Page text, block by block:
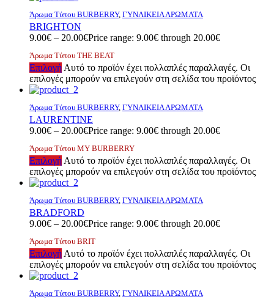
Άρωμα Τύπου BURBERRY, ΓΥΝΑΙΚΕΙΑ ΑΡΩΜΑΤΑ
BRIGHTON
9.00€ – 20.00€Price range: 9.00€ through 20.00€
Άρωμα Τύπου ΤΗΕ ΒΕΑΤ
Επιλογή Αυτό το προϊόν έχει πολλαπλές παραλλαγές. Οι
επιλογές μπορούν να επιλεγούν στη σελίδα του προϊόντος
Άρωμα Τύπου BURBERRY, ΓΥΝΑΙΚΕΙΑ ΑΡΩΜΑΤΑ
LAURENTINE
9.00€ – 20.00€Price range: 9.00€ through 20.00€
Άρωμα Τύπου ΜΥ BURBERRY
Επιλογή Αυτό το προϊόν έχει πολλαπλές παραλλαγές. Οι
επιλογές μπορούν να επιλεγούν στη σελίδα του προϊόντος
Άρωμα Τύπου BURBERRY, ΓΥΝΑΙΚΕΙΑ ΑΡΩΜΑΤΑ
BRADFORD
9.00€ – 20.00€Price range: 9.00€ through 20.00€
Άρωμα Τύπου BRIT
Επιλογή Αυτό το προϊόν έχει πολλαπλές παραλλαγές. Οι
επιλογές μπορούν να επιλεγούν στη σελίδα του προϊόντος
Άρωμα Τύπου BURBERRY, ΓΥΝΑΙΚΕΙΑ ΑΡΩΜΑΤΑ